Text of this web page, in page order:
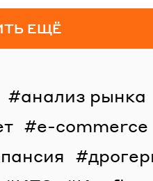
ЕЩЁ
анализ рынка
e-commerce